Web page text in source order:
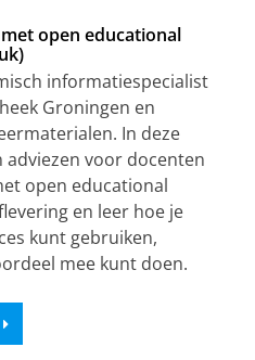
open educational
informatiespecialist
Groningen en
In deze
adviezen voor docenten
open educational
en leer hoe je
kunt gebruiken,
mee kunt doen.